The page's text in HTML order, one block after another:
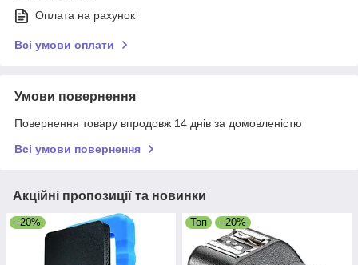
Оплата на рахунок
Всі умови оплати
Умови повернення
Повернення товару впродовж 14 днів за домовленістю
Всі умови повернення
Акційні пропозиції та новинки
–20% Топ –20%